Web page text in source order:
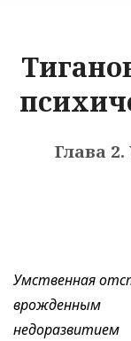
Глава
Умственная